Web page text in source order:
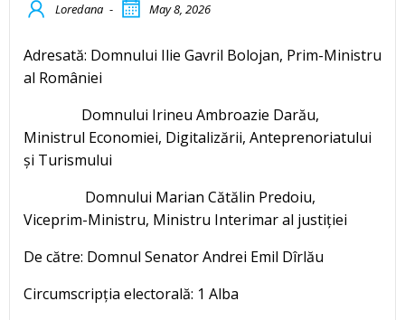
Loredana - May 8, 2026
Adresată: Domnului Ilie Gavril Bolojan, Prim-Ministru
al României
Domnului Irineu Ambroazie Darău,
Ministrul Economiei, Digitalizării, Anteprenoriatului
și Turismului
Domnului Marian Cătălin Predoiu,
Viceprim-Ministru, Ministru Interimar al justiției
De către: Domnul Senator Andrei Emil Dîrlău
Circumscripția electorală: 1 Alba